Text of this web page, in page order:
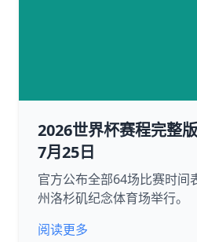
2026世界杯赛程完整
7月25日
官方公布全部64场比赛时间
州洛杉矶纪念体育场举行。
阅读更多